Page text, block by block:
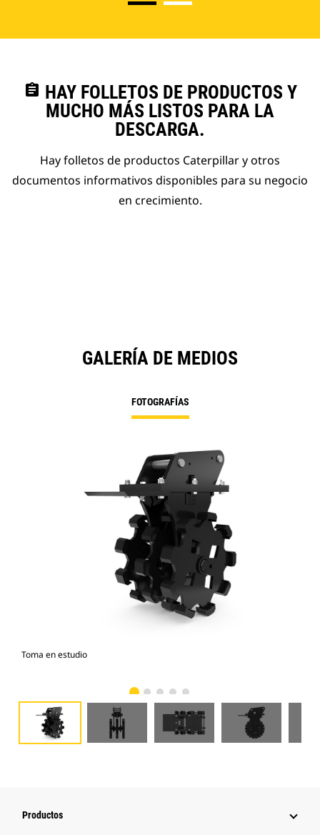
assignment HAY FOLLETOS DE PRODUCTOS Y
MUCHO MÁS LISTOS PARA LA
DESCARGA.
Hay folletos de productos Caterpillar y otros
documentos informativos disponibles para su negocio
en crecimiento.
GALERÍA DE MEDIOS
FOTOGRAFÍAS
Toma en estudio
Productos